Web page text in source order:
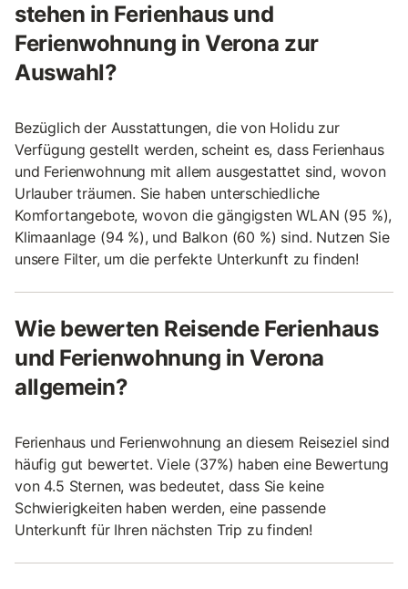
stehen in Ferienhaus und
Ferienwohnung in Verona zur
Auswahl?
Bezüglich der Ausstattungen, die von Holidu zur
Verfügung gestellt werden, scheint es, dass Ferienhaus
und Ferienwohnung mit allem ausgestattet sind, wovon
Urlauber träumen. Sie haben unterschiedliche
Komfortangebote, wovon die gängigsten WLAN (95 %),
Klimaanlage (94 %), und Balkon (60 %) sind. Nutzen Sie
unsere Filter, um die perfekte Unterkunft zu finden!
Wie bewerten Reisende Ferienhaus
und Ferienwohnung in Verona
allgemein?
Ferienhaus und Ferienwohnung an diesem Reiseziel sind
häufig gut bewertet. Viele (37%) haben eine Bewertung
von 4.5 Sternen, was bedeutet, dass Sie keine
Schwierigkeiten haben werden, eine passende
Unterkunft für Ihren nächsten Trip zu finden!